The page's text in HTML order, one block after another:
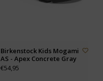
Birkenstock Kids Mogami
AS - Apex Concrete Gray
€54,95